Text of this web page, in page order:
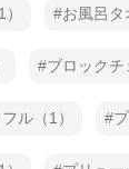
お風呂タ
ブロックチ
ル（1）